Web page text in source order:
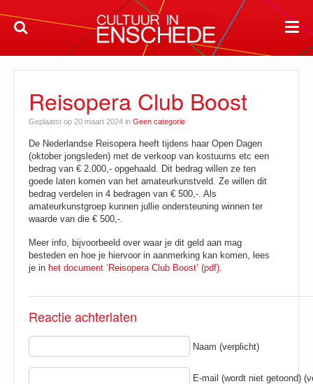
Reisopera Club Boost
Geplaatst op 20 maart 2024 in Geen categorie
De Nederlandse Reisopera heeft tijdens haar Open Dagen
(oktober jongsleden) met de verkoop van kostuums etc een
bedrag van € 2.000,- opgehaald. Dit bedrag willen ze ten
goede laten komen van het amateurkunstveld. Ze willen dit
bedrag verdelen in 4 bedragen van € 500,-. Als
amateurkunstgroep kunnen jullie ondersteuning winnen ter
waarde van die € 500,-.
Meer info, bijvoorbeeld over waar je dit geld aan mag
besteden en hoe je hiervoor in aanmerking kan komen, lees
je in het document ‘Reisopera Club Boost’ (pdf).
Reactie achterlaten
Naam (verplicht)
E-mail (wordt niet getoond)